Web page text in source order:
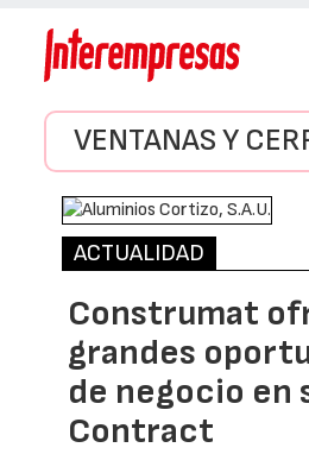
VENTANAS Y
ACTUALIDAD
Construmat
grandes
de negocio en
Contract